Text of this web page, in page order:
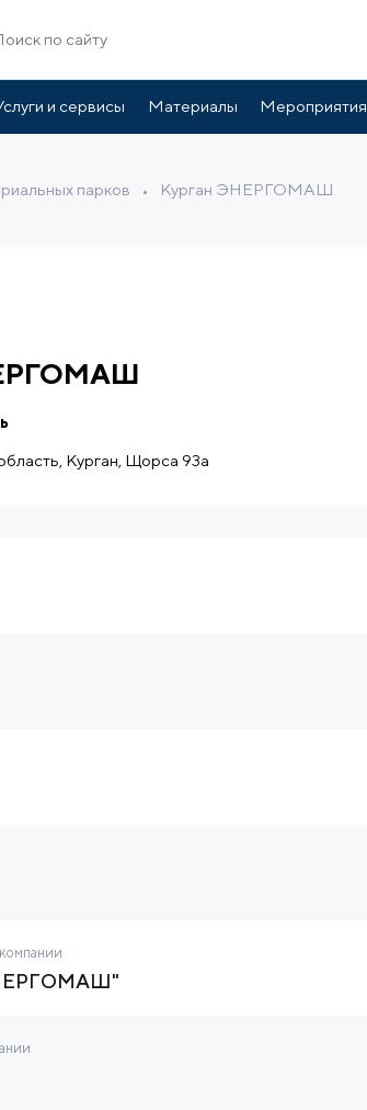
и сервисы Материалы Мероприятия
парков • Курган ЭНЕРГОМАШ
парка
Курган, Щорса 93а